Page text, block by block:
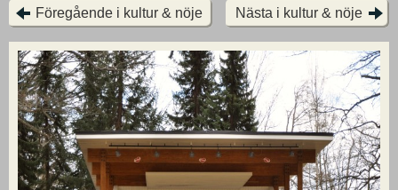
Föregående i kultur & nöje Nästa i kultur & nöje